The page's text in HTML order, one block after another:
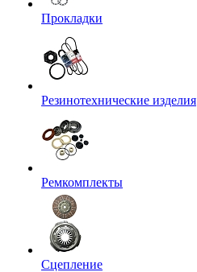
Прокладки
Резинотехнические изделия
Ремкомплекты
Сцепление